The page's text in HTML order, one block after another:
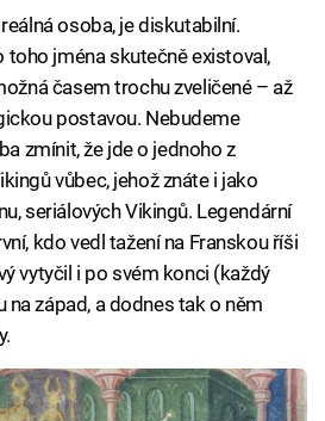
osoba, je diskutabilní.
toho jména skutečně existoval,
časem trochu zveličené – až
postavou. Nebudeme
zmínit, že jde o jednoho z
vůbec, jehož znáte i jako
seriálových Vikingů. Legendární
kdo vedl tažení na Franskou říši
vytyčil i po svém konci (každý
na západ, a dodnes tak o něm